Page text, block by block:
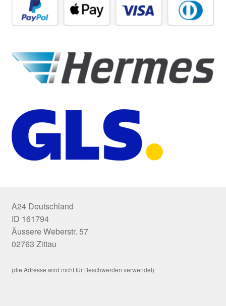
A24 Deutschland
ID 161794
Äussere Weberstr. 57
02763 Zittau
(die Adresse wird nicht für Beschwerden verwendet)